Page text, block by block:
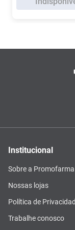
Institucional
Sobre a Promofarma
Nossas lojas
Política de
Trabalhe conosco